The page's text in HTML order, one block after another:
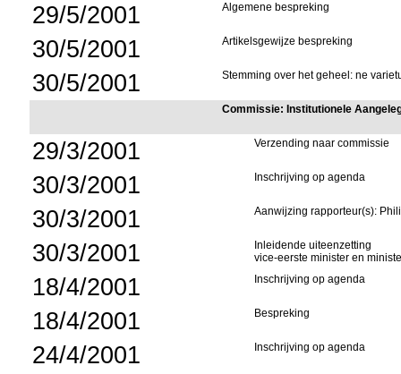
29/5/2001 Algemene bespreking
30/5/2001 Artikelsgewijze bespreking
30/5/2001 Stemming over het geheel: ne
Commissie: Institutionele
29/3/2001 Verzending naar commissie
30/3/2001 Inschrijving op agenda
30/3/2001 Aanwijzing rapporteur(s):
30/3/2001
Inleidende uiteenzetting
vice-eerste minister en
18/4/2001 Inschrijving op agenda
18/4/2001 Bespreking
24/4/2001 Inschrijving op agenda